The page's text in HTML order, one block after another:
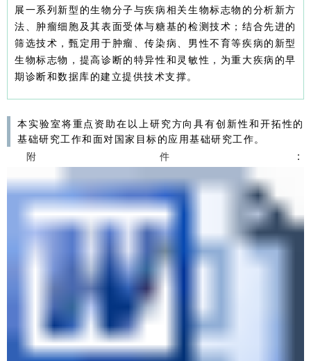
展一系列新型的生物分子与疾病相关生物标志物的分析新方
法、肿瘤细胞及其表面受体与糖基的检测技术；结合先进的
筛选技术，甄定用于肿瘤、传染病、男性不育等疾病的新型
生物标志物，提高诊断的特异性和灵敏性，为重大疾病的早
期诊断和数据库的建立提供技术支撑。
本实验室将重点资助在以上研究方向具有创新性和开拓性的
基础研究工作和面对国家目标的应用基础研究工作。
附件 ：